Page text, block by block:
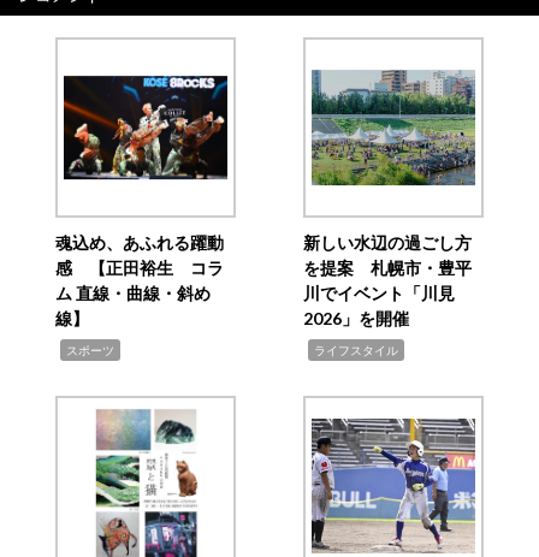
魂込め、あふれる躍動
感 【正田裕生 コラ
ム 直線・曲線・斜め
線】
スポーツ
新しい水辺の過ごし方
を提案 札幌市・豊平
川でイベント「川見
2026」を開催
ライフスタイル